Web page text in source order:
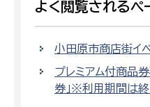
よく閲覧されるペ
小田原市商店街イ
プレミアム付商品
券」※利用期間は終